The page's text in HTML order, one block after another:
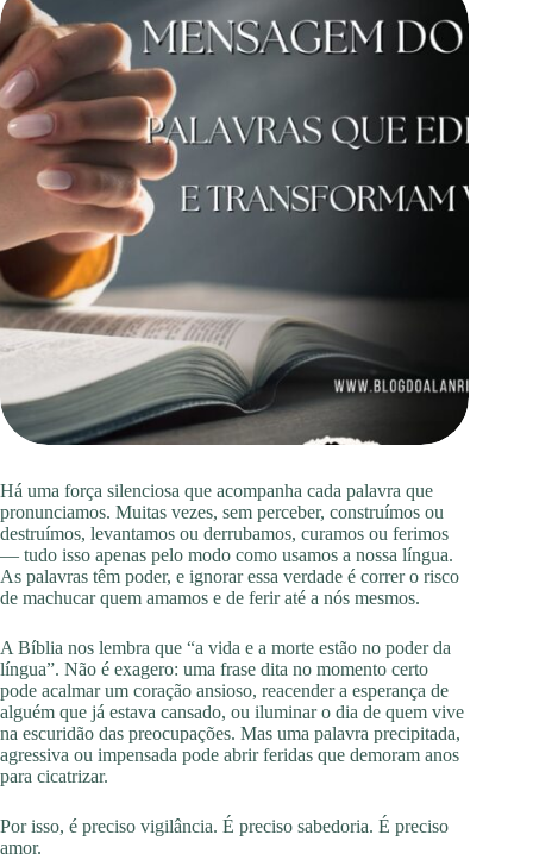
Há uma força silenciosa que acompanha cada palavra que
pronunciamos. Muitas vezes, sem perceber, construímos ou
destruímos, levantamos ou derrubamos, curamos ou ferimos
— tudo isso apenas pelo modo como usamos a nossa língua.
As palavras têm poder, e ignorar essa verdade é correr o risco
de machucar quem amamos e de ferir até a nós mesmos.
A Bíblia nos lembra que “a vida e a morte estão no poder da
língua”. Não é exagero: uma frase dita no momento certo
pode acalmar um coração ansioso, reacender a esperança de
alguém que já estava cansado, ou iluminar o dia de quem vive
na escuridão das preocupações. Mas uma palavra precipitada,
agressiva ou impensada pode abrir feridas que demoram anos
para cicatrizar.
Por isso, é preciso vigilância. É preciso sabedoria. É preciso
amor.